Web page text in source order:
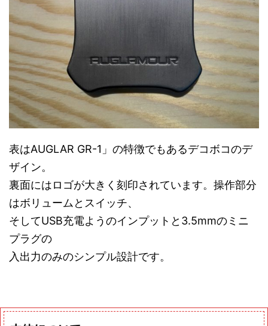
表はAUGLAR GR-1」の特徴でもあるデコボコのデ
ザイン。
裏面にはロゴが大きく刻印されています。操作部分
はボリュームとスイッチ、
そしてUSB充電ようのインプットと3.5mmのミニ
プラグの
入出力のみのシンプル設計です。